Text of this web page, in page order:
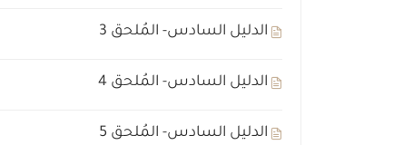
الدليل السادس- المُلحق 3
الدليل السادس- المُلحق 4
الدليل السادس- المُلحق 5